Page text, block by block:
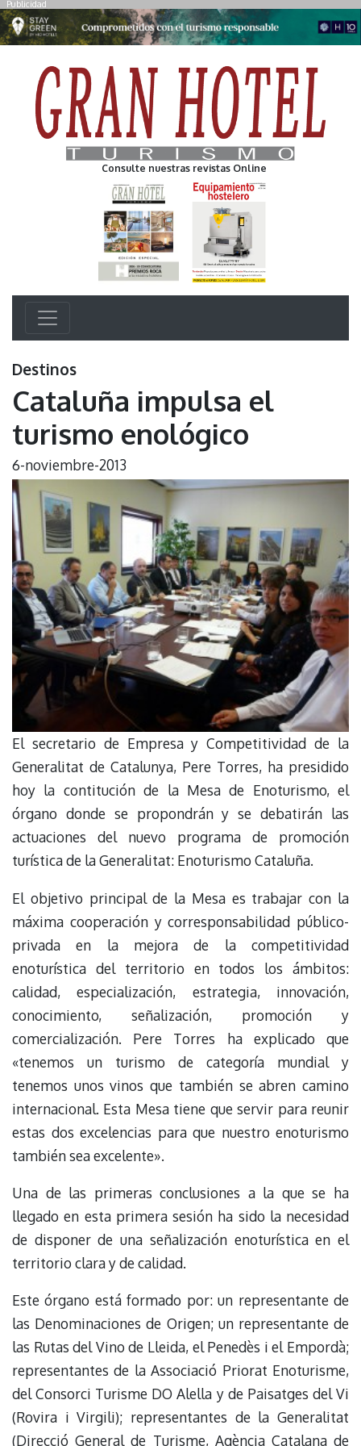
Publicidad
Consulte nuestras revistas Online
Destinos
Cataluña impulsa el
turismo enológico
6-noviembre-2013
El secretario de Empresa y Competitividad de la
Generalitat de Catalunya, Pere Torres, ha presidido
hoy la contitución de la Mesa de Enoturismo, el
órgano donde se propondrán y se debatirán las
actuaciones del nuevo programa de promoción
turística de la Generalitat: Enoturismo Cataluña.
El objetivo principal de la Mesa es trabajar con la
máxima cooperación y corresponsabilidad público-
privada en la mejora de la competitividad
enoturística del territorio en todos los ámbitos:
calidad, especialización, estrategia, innovación,
conocimiento, señalización, promoción y
comercialización. Pere Torres ha explicado que
«tenemos un turismo de categoría mundial y
tenemos unos vinos que también se abren camino
internacional. Esta Mesa tiene que servir para reunir
estas dos excelencias para que nuestro enoturismo
también sea excelente».
Una de las primeras conclusiones a la que se ha
llegado en esta primera sesión ha sido la necesidad
de disponer de una señalización enoturística en el
territorio clara y de calidad.
Este órgano está formado por: un representante de
las Denominaciones de Origen; un representante de
las Rutas del Vino de Lleida, el Penedès i el Empordà;
representantes de la Associació Priorat Enoturisme,
del Consorci Turisme DO Alella y de Paisatges del Vi
(Rovira i Virgili); representantes de la Generalitat
(Direcció General de Turisme, Agència Catalana de